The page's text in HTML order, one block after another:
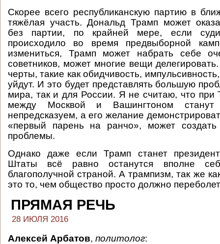
Скорее всего республиканскую партию в
тяжёлая участь. Дональд Трамп может
без партии, по крайней мере, если
происходило во время предвыборной
измениться, Трамп может набрать себе
советников, может многие вещи
черты, такие как обидчивость,
уйдут. И это будет представлять большую
мира, так и для России. Я не считаю, что при
между Москвой и Вашингтоном
непредсказуем, а его желание
«первый парень на ранчо», может
проблемы.
Однако даже если Трамп станет
Штаты всё равно останутся вполне
благополучной страной. А трампизм, так же
это то, чем общество просто должно
ПРЯМАЯ РЕЧЬ
28 ИЮЛЯ 2016
Алексей Арбатов, политолог: